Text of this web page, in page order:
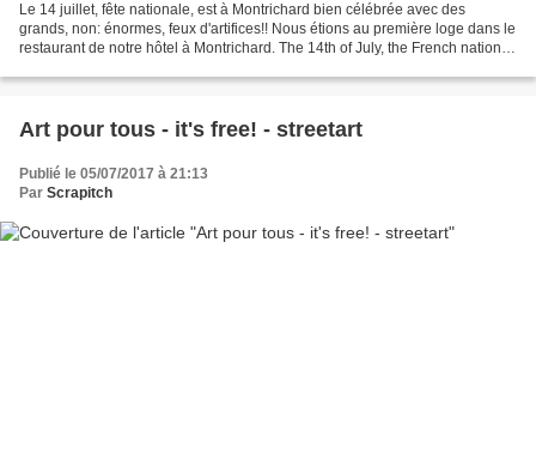
Le 14 juillet, fête nationale, est à Montrichard bien célébrée avec des
grands, non: énormes, feux d'artifices!! Nous étions au première loge dans le
restaurant de notre hôtel à Montrichard. The 14th of July, the French national
Art pour tous - it's free! - streetart
Publié le 05/07/2017 à 21:13
Par Scrapitch